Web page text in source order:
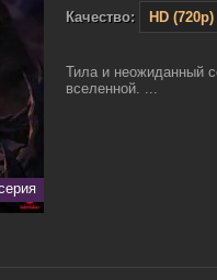
Качество:
HD (720p)
Тила и неожиданный
вселенной. ...